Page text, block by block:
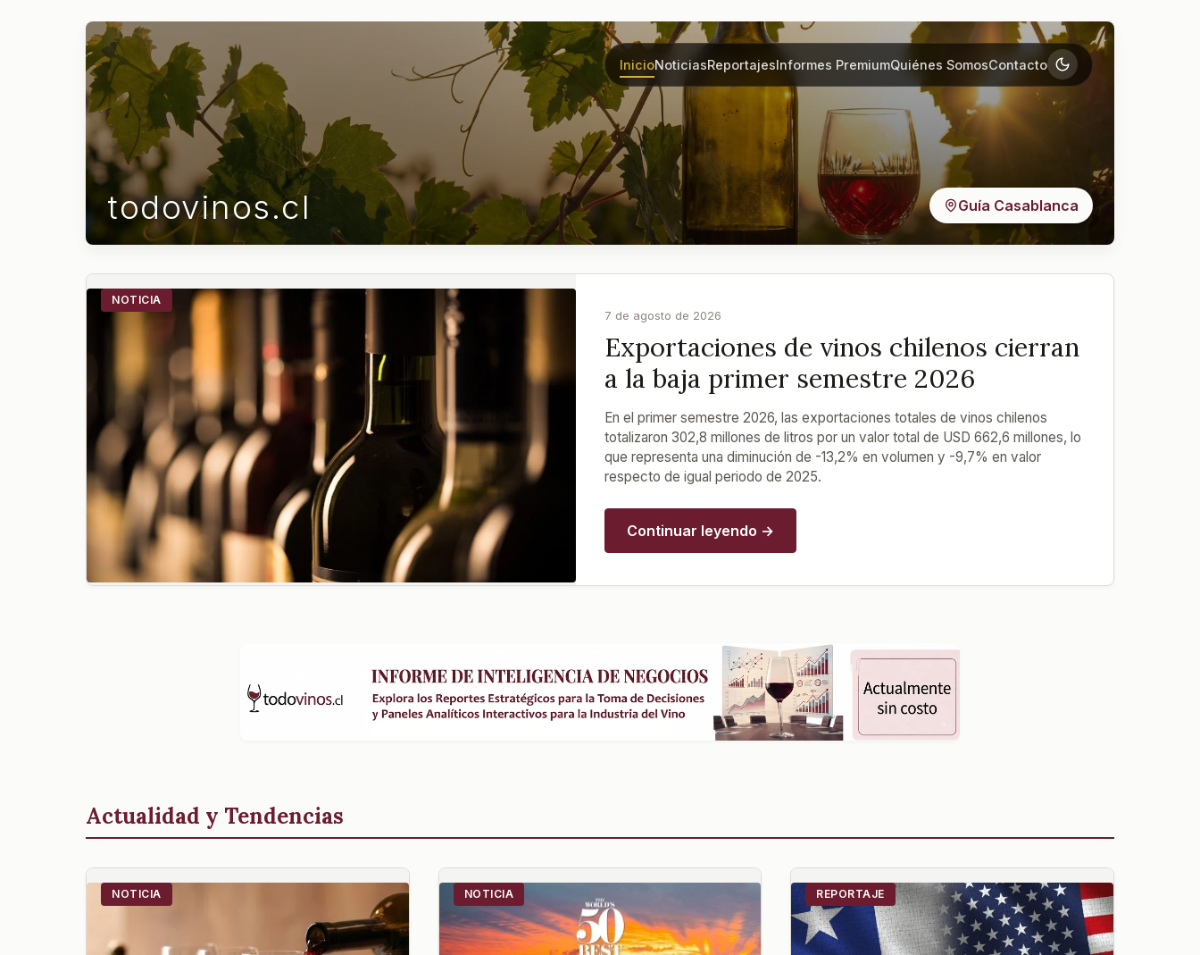
todovinos.cl
InicioNoticiasReportajesInformes PremiumQuiénes SomosContacto
Guía Casablanca
NOTICIA
7 de agosto de 2026
Exportaciones de vinos chilenos cierran
a la baja primer semestre 2026
En el primer semestre 2026, las exportaciones totales de vinos chilenos
totalizaron 302,8 millones de litros por un valor total de USD 662,6 millones, lo
que representa una diminución de -13,2% en volumen y -9,7% en valor
respecto de igual periodo de 2025.
Continuar leyendo →
Actualidad y Tendencias
NOTICIA NOTICIA REPORTAJE